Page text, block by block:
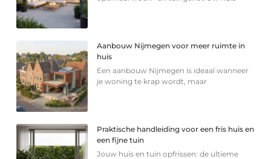
Aanbouw Nijmegen voor meer ruimte in
huis
Een aanbouw Nijmegen is ideaal wanneer
je woning te krap wordt, maar
Praktische handleiding voor een fris huis en
een fijne tuin
Jouw huis en tuin opfrissen: de ultieme